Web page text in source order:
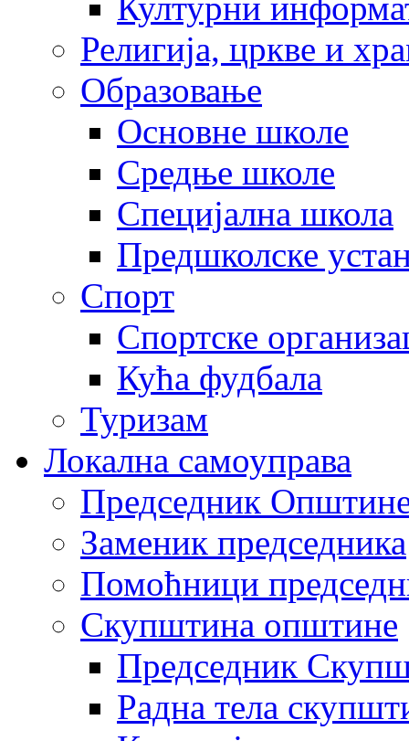
Религија, цркве и
Образовање
Основне школе
Средње школе
Специјална школа
Предшколске
Спорт
Спортске
Кућа фудбала
Туризам
Локална самоуправа
Председник
Заменик председника
Помоћници
Скупштина општине
Председник
Радна тела